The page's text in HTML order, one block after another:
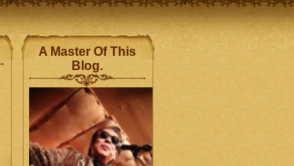
A Master Of This
Blog.